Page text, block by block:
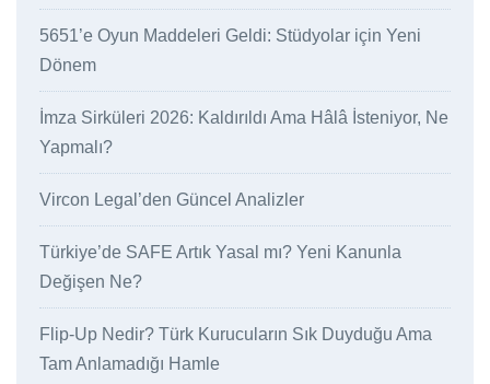
5651’e Oyun Maddeleri Geldi: Stüdyolar için Yeni
Dönem
İmza Sirküleri 2026: Kaldırıldı Ama Hâlâ İsteniyor, Ne
Yapmalı?
Vircon Legal’den Güncel Analizler
Türkiye’de SAFE Artık Yasal mı? Yeni Kanunla
Değişen Ne?
Flip-Up Nedir? Türk Kurucuların Sık Duyduğu Ama
Tam Anlamadığı Hamle